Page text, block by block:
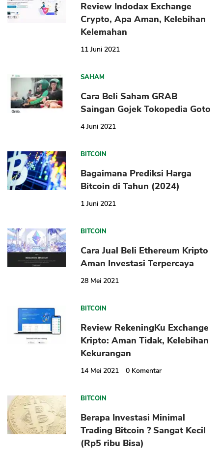
Review Indodax Exchange
Crypto, Apa Aman, Kelebihan
Kelemahan
11 Juni 2021
SAHAM
Cara Beli Saham GRAB
Saingan Gojek Tokopedia Goto
4 Juni 2021
BITCOIN
Bagaimana Prediksi Harga
Bitcoin di Tahun (2024)
1 Juni 2021
BITCOIN
Cara Jual Beli Ethereum Kripto
Aman Investasi Terpercaya
28 Mei 2021
BITCOIN
Review RekeningKu Exchange
Kripto: Aman Tidak, Kelebihan
Kekurangan
14 Mei 2021 0 Komentar
BITCOIN
Berapa Investasi Minimal
Trading Bitcoin ? Sangat Kecil
(Rp5 ribu Bisa)